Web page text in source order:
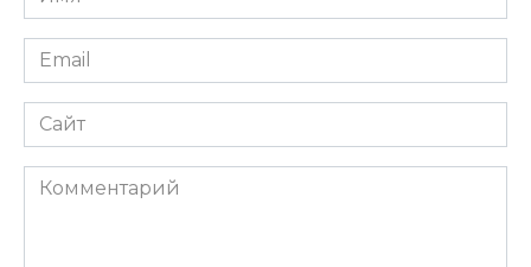
Email
Сайт
Комментарий